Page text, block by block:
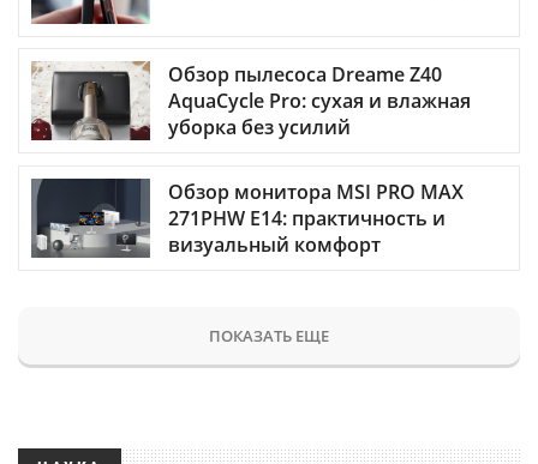
Обзор пылесоса Dreame Z40
AquaCycle Pro: сухая и влажная
уборка без усилий
Обзор монитора MSI PRO MAX
271PHW E14: практичность и
визуальный комфорт
ПОКАЗАТЬ ЕЩЕ